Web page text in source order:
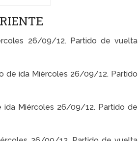
26/09/12. Partido de vuelta
de ida Miércoles 26/09/12. Partido
ida Miércoles 26/09/12. Partido de